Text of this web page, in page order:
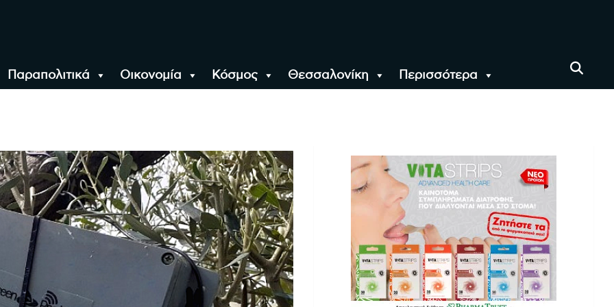
Παραπολιτικά Οικονομία Κόσμος Θεσσαλονίκη Περισσότερα